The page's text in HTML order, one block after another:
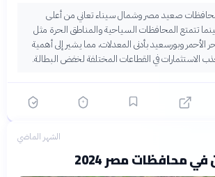
محافظات صعيد مصر وشمال سيناء تعاني من أعلى
تتمتع المحافظات السياحية والمناطق الحرة مثل
الأحمر وبورسعيد بأدنى المعدلات، مما يشير إلى أهمية
الاستثمارات في القطاعات المختلفة لخفض البطالة.
الشهر الماضي
محافظات مصر 2024